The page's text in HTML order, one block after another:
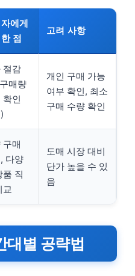
에게
점
고려 사항
절감
매량
확인
개인 구매 가능
여부 확인, 최소
구매 수량 확인
구매
다양
품 직
교
도매 시장 대비
단가 높을 수 있
음
대별 공략법